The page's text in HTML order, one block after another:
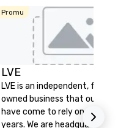
Promu
LVE
LVE is an independent, family
owned business that our
have come to rely on for
years. We are headquartered